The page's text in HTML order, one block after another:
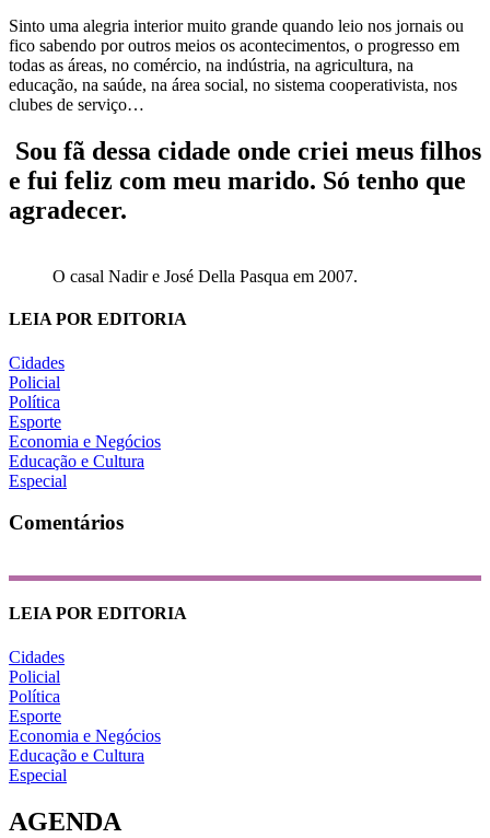
Sinto uma alegria interior muito grande quando leio nos jornais ou
fico sabendo por outros meios os acontecimentos, o progresso em
todas as áreas, no comércio, na indústria, na agricultura, na
educação, na saúde, na área social, no sistema cooperativista, nos
clubes de serviço…
Sou fã dessa cidade onde criei meus filhos
e fui feliz com meu marido. Só tenho que
agradecer.
O casal Nadir e José Della Pasqua em 2007.
LEIA POR EDITORIA
Cidades
Policial
Política
Esporte
Economia e Negócios
Educação e Cultura
Especial
Comentários
LEIA POR EDITORIA
Cidades
Policial
Política
Esporte
Economia e Negócios
Educação e Cultura
Especial
AGENDA